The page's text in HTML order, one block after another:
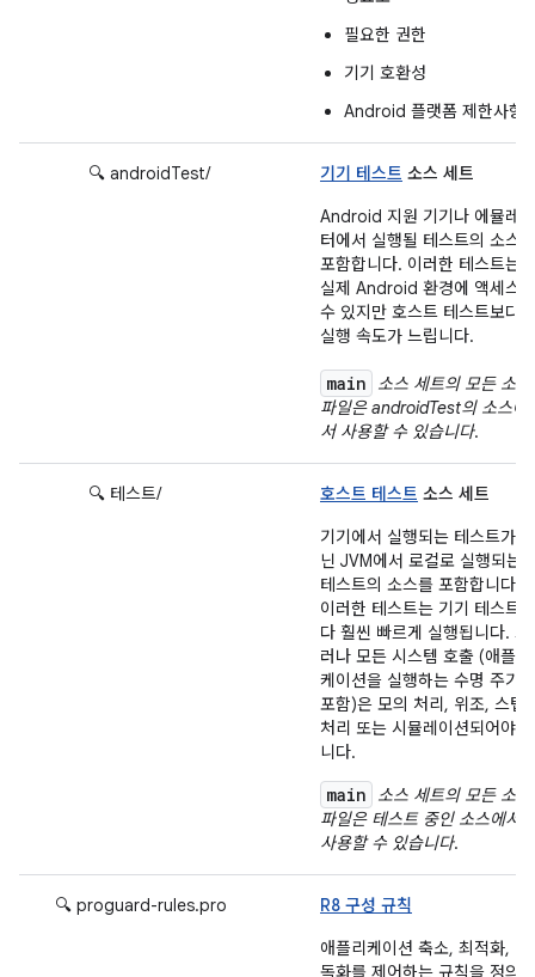
필요한 권한
기기 호환성
Android 플랫폼 제한사항
🔍 androidTest/ 기기 테스트 소스 세트
Android 지원 기기나 에뮬레이
터에서 실행될 테스트의 소스를
포함합니다. 이러한 테스트는
실제 Android 환경에 액세스할
수 있지만 호스트 테스트보다
실행 속도가 느립니다.
main
소스 세트의 모든 소스
파일은 androidTest의 소스에
서 사용할 수 있습니다.
🔍 테스트/ 호스트 테스트 소스 세트
기기에서 실행되는 테스트가 아
닌 JVM에서 로컬로 실행되는
테스트의 소스를 포함합니다.
이러한 테스트는 기기 테스트보
다 훨씬 빠르게 실행됩니다. 그
러나 모든 시스템 호출 (애플리
케이션을 실행하는 수명 주기
포함)은 모의 처리, 위조, 스텁
처리 또는 시뮬레이션되어야 합
니다.
main
소스 세트의 모든 소스
파일은 테스트 중인 소스에서
사용할 수 있습니다.
🔍 proguard-rules.pro
R8 구성 규칙
애플리케이션 축소, 최적화, 난
독화를 제어하는 규칙을 정의합